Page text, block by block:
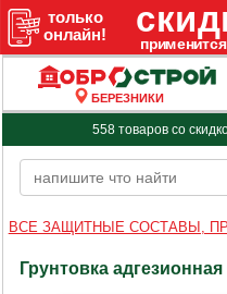
БЕРЕЗНИКИ
558 товаров со
ВСЕ ЗАЩИТНЫЕ СОСТАВЫ,
Грунтовка